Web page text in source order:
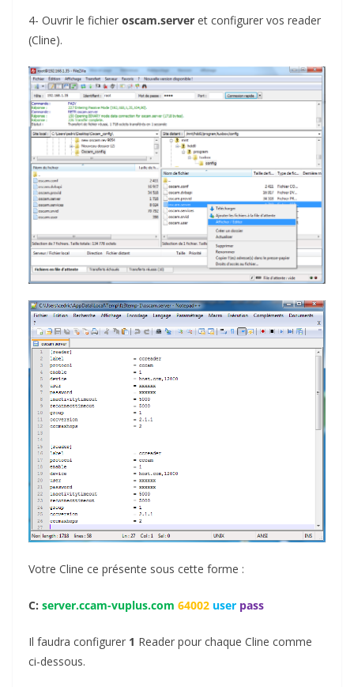
4- Ouvrir le fichier oscam.server et configurer vos reader
(Cline).
Votre Cline ce présente sous cette forme :
C: server.ccam-vuplus.com 64002 user pass
Il faudra configurer 1 Reader pour chaque Cline comme
ci-dessous.